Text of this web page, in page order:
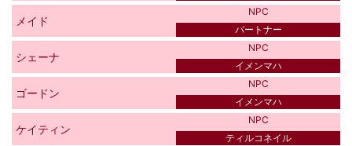
メイド
NPC
パートナー
シェーナ
NPC
イメンマハ
ゴードン
NPC
イメンマハ
ケイティン
NPC
ティルコネイル